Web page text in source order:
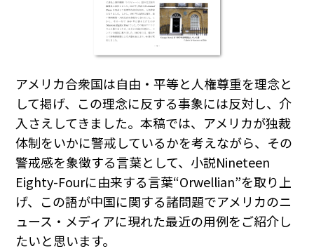
アメリカ合衆国は自由・平等と人権尊重を理念と
して掲げ、この理念に反する事象には反対し、介
入さえしてきました。本稿では、アメリカが独裁
体制をいかに警戒しているかを考えながら、その
警戒感を象徴する言葉として、小説Nineteen
Eighty-Fourに由来する言葉“Orwellian”を取り上
げ、この語が中国に関する諸問題でアメリカのニ
ュース・メディアに現れた最近の用例をご紹介し
たいと思います。